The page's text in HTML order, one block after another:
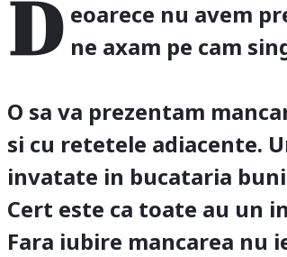
D eoarece nu avem
ne axam pe cam
O sa va prezentam
si cu retetele adiacente.
invatate in bucataria
Cert este ca toate au un
Fara iubire mancarea nu